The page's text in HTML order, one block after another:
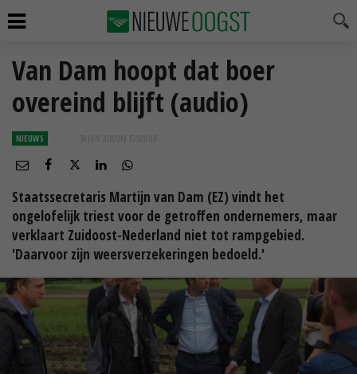
Van Dam hoopt dat boer
overeind blijft (audio)
NIEUWS 30 JUN 2016 OM 15:02
Staatssecretaris Martijn van Dam (EZ) vindt het
ongelofelijk triest voor de getroffen ondernemers, maar
verklaart Zuidoost-Nederland niet tot rampgebied.
'Daarvoor zijn weersverzekeringen bedoeld.'